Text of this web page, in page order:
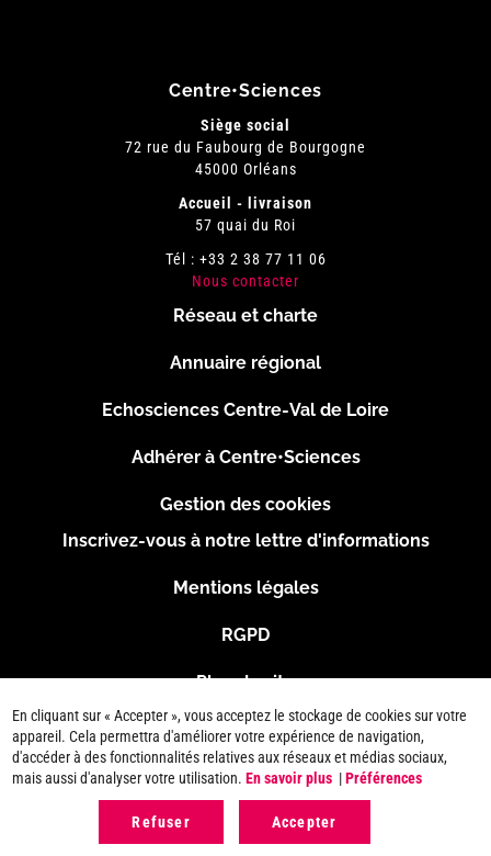
Centre•Sciences
Siège social
72 rue du Faubourg de Bourgogne
45000 Orléans
Accueil - livraison
57 quai du Roi
Tél : +33 2 38 77 11 06
Nous contacter
page
Réseau et charte
Annuaire régional
Echosciences Centre-Val de Loire
Adhérer à Centre•Sciences
Gestion des cookies
Inscrivez-vous à notre lettre d'informations
Mentions légales
RGPD
Plan du site
Connexion
En cliquant sur « Accepter », vous acceptez le stockage de cookies sur votre
appareil. Cela permettra d'améliorer votre expérience de navigation,
d'accéder à des fonctionnalités relatives aux réseaux et médias sociaux,
mais aussi d'analyser votre utilisation.En savoir plus |Préférences
Refuser Accepter